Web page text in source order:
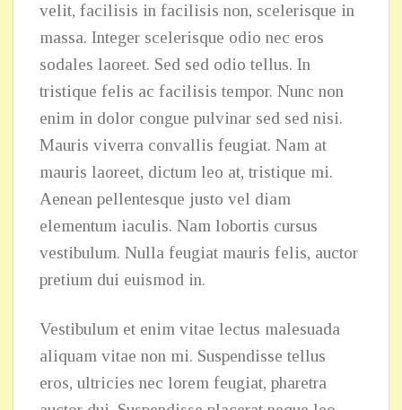
velit, facilisis in facilisis non, scelerisque in
massa. Integer scelerisque odio nec eros
sodales laoreet. Sed sed odio tellus. In
tristique felis ac facilisis tempor. Nunc non
enim in dolor congue pulvinar sed sed nisi.
Mauris viverra convallis feugiat. Nam at
mauris laoreet, dictum leo at, tristique mi.
Aenean pellentesque justo vel diam
elementum iaculis. Nam lobortis cursus
vestibulum. Nulla feugiat mauris felis, auctor
pretium dui euismod in.
Vestibulum et enim vitae lectus malesuada
aliquam vitae non mi. Suspendisse tellus
eros, ultricies nec lorem feugiat, pharetra